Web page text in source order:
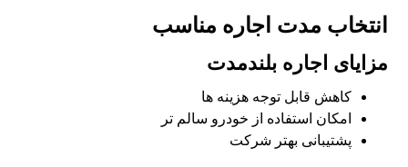
انتخاب مدت اجاره مناسب
مزایای اجاره بلندمدت
کاهش قابل توجه هزینه ها
امکان استفاده از خودرو سالم تر
پشتیبانی بهتر شرکت